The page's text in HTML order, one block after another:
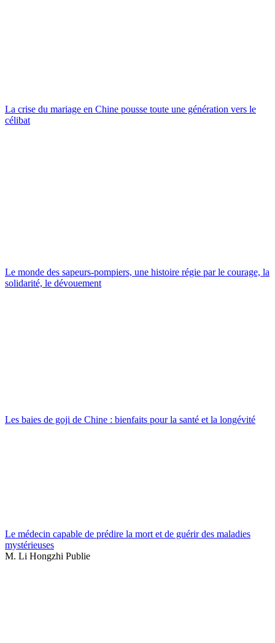
La crise du mariage en Chine pousse toute une génération vers le
célibat
Le monde des sapeurs-pompiers, une histoire régie par le courage, la
solidarité, le dévouement
Les baies de goji de Chine : bienfaits pour la santé et la longévité
Le médecin capable de prédire la mort et de guérir des maladies
mystérieuses
M. Li Hongzhi Publie